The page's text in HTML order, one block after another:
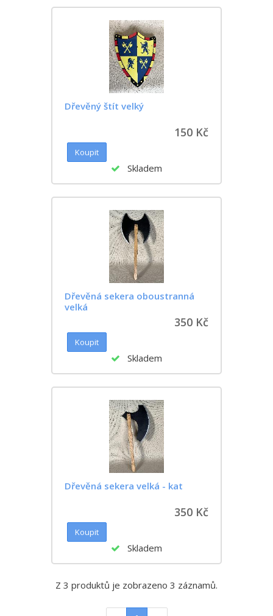
Dřevěný štít velký
150 Kč
Skladem
Dřevěná sekera oboustranná
velká
350 Kč
Skladem
Dřevěná sekera velká - kat
350 Kč
Skladem
Z 3 produktů je zobrazeno 3 záznamů.